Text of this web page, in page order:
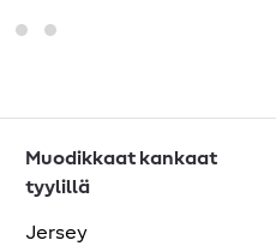
Muodikkaat kankaat
tyylillä
Jersey